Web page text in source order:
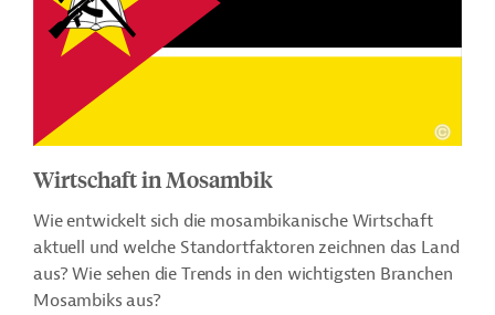
Wirtschaft in Mosambik
Wie entwickelt sich die mosambikanische Wirtschaft
aktuell und welche Standortfaktoren zeichnen das Land
aus? Wie sehen die Trends in den wichtigsten Branchen
Mosambiks aus?